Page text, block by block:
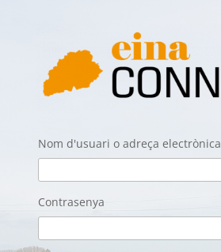
Nom d'usuari o adreça electrònica
Contrasenya